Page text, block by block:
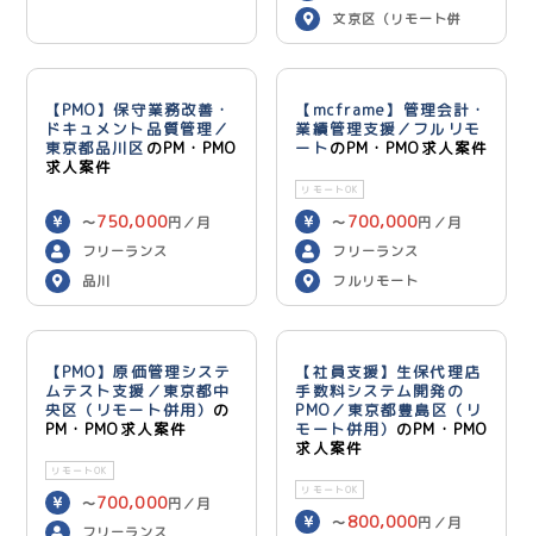
文京区（リモート併
用）
【PMO】保守業務改善・
ドキュメント品質管理／
東京都品川区 のPM・PMO
求人案件
〜750,000円／月
フリーランス
品川
【mcframe】管理会計・
業績管理支援／フルリモ
ートのPM・PMO求人案件
リモートOK
〜 700,000円／月
フリーランス
フルリモート
【PMO】原価管理システ
ムテスト支援／東京都中
央区（リモート併用） の
PM・PMO求人案件
リモートOK
〜700,000円／月
【社員支援】生保代理店
手数料システム開発の
PMO／東京都豊島区（リ
モート併用） のPM・PMO
求人案件
リモートOK
〜 800,000円／月